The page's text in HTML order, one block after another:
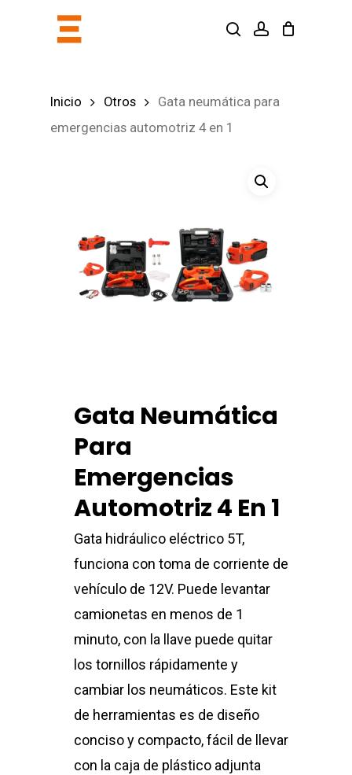
searchaccount
Inicio Otros
Gata neumática para
emergencias automotriz 4 en 1
Gata Neumática
Para
Emergencias
Automotriz 4 En 1
Gata hidráulico eléctrico 5T,
funciona con toma de corriente de
vehículo de 12V. Puede levantar
camionetas en menos de 1
minuto, con la llave puede quitar
los tornillos rápidamente y
cambiar los neumáticos. Este kit
de herramientas es de diseño
conciso y compacto, fácil de llevar
con la caja de plástico adjunta